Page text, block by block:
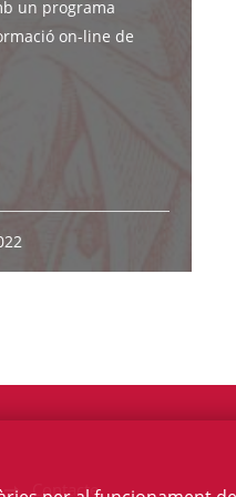
un programa
on-line de
Contacte